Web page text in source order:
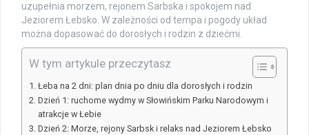
uzupełnia morzem, rejonem Sarbska i spokojem nad
Jeziorem Łebsko. W zależności od tempa i pogody układ
można dopasować do dorosłych i rodzin z dziećmi.
W tym artykule przeczytasz
Łeba na 2 dni: plan dnia po dniu dla dorosłych i rodzin
Dzień 1: ruchome wydmy w Słowińskim Parku Narodowym i
atrakcje w Łebie
Dzień 2: Morze, rejony Sarbsk i relaks nad Jeziorem Łebsko